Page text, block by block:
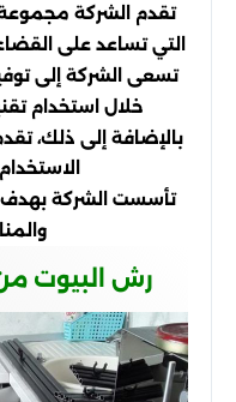
تقدم الشركة
التي تساعد على
تسعى الشركة إلى
خلال استخدام
بالإضافة إلى ذلك،
تأسست الشركة بهدف
رش البيوت